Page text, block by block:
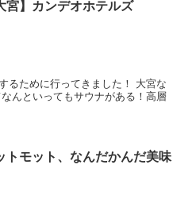
宮】カンデオホテルズ
るために行ってきました！ 大宮な
んといってもサウナがある！高層
トモット、なんだかんだ美味